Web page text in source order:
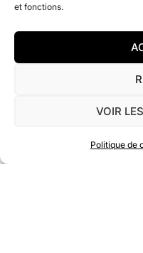
et fonctions.
VOIR
Politique de